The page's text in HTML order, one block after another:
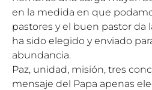
en la medida en que
pastores y el buen pastor da
ha sido elegido y enviado
abundancia.
Paz, unidad, misión, tres
mensaje del Papa apenas